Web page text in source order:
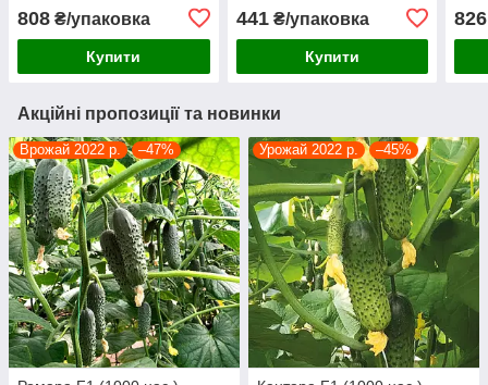
808 ₴/упаковка
Купити
441₴/упаковка
Купити
826
Акційні пропозиції та новинки
Врожай 2022 р. –47% Урожай 2022 р. –45%